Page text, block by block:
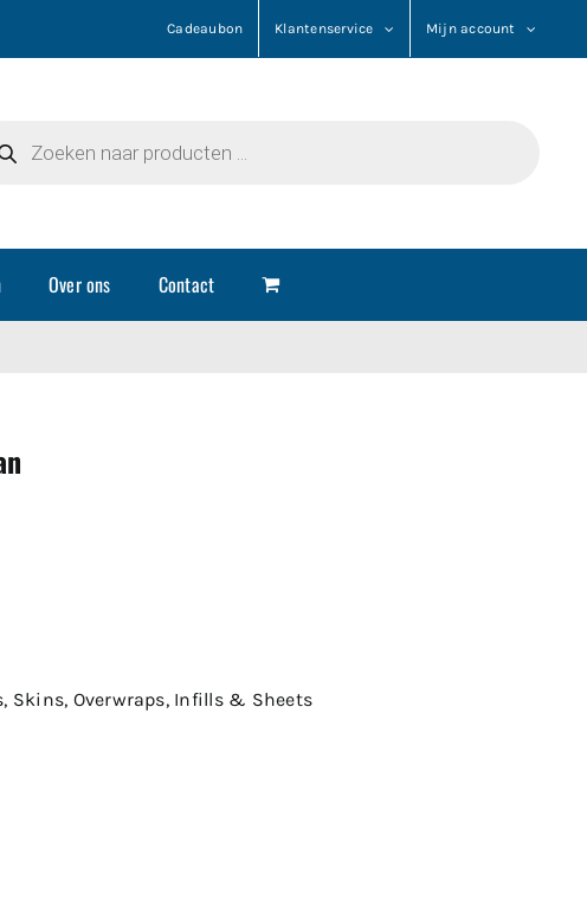
Cadeaubon Klantenservice Mijn account
Over ons Contact
, Skins, Overwraps, Infills & Sheets